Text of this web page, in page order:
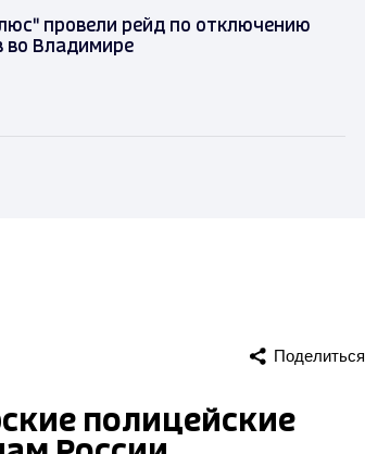
провели рейд по отключению
во Владимире
Поделиться
полицейские